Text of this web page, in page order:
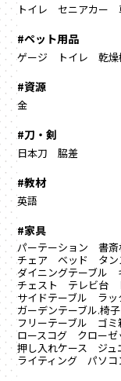
トイレ セニアカー
#ペット用品
ゲージ トイレ 乾
#資源
金
#刀・剣
日本刀 脇差
#教材
英語
#家具
パーテーション 書
チェア
ベッド タン
ダイニングテーブル
チェスト
テレビ台
サイドテーブル
ラッ
ガーデンテーブル.椅子
フリーテーブル
ゴミ
ロースコグ
クローゼ
押し入れケース
ジュ
ライティング
パソコ